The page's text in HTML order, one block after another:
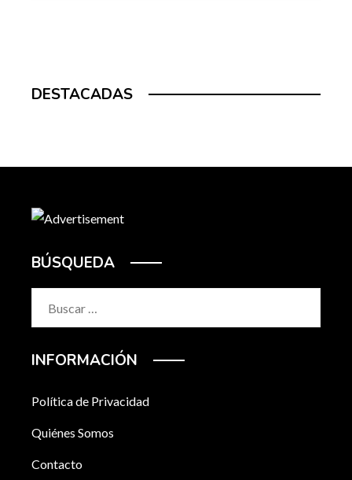
DESTACADAS
BÚSQUEDA
INFORMACIÓN
Política de Privacidad
Quiénes Somos
Contacto